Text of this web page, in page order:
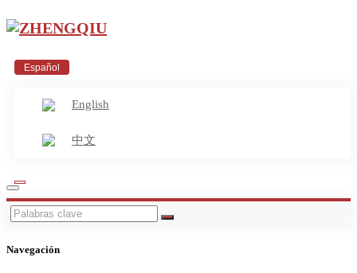
Español
English
中文
Navegación